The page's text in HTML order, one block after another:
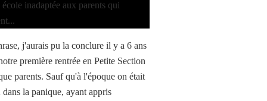
j'aurais pu la conclure il y a 6 ans
première rentrée en Petite Section
parents. Sauf qu'à l'époque on était
dans la panique, ayant appris